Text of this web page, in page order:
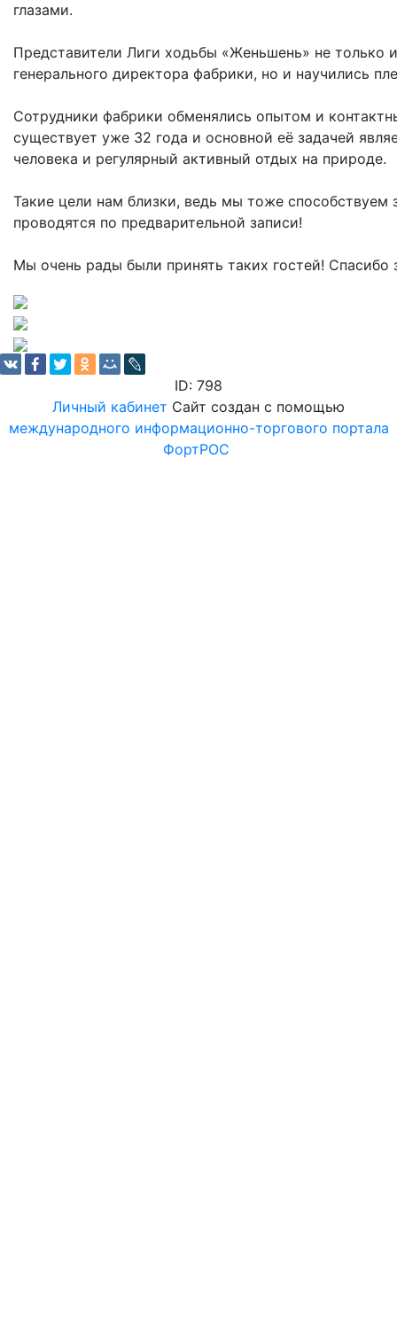
глазами.
Представители Лиги ходьбы «Женьшень» не только
генерального директора фабрики, но и научились
Сотрудники фабрики обменялись опытом и
существует уже 32 года и основной её задачей
человека и регулярный активный отдых на природе.
Такие цели нам близки, ведь мы тоже
проводятся по предварительной записи!
Мы очень рады были принять таких гостей!
ID: 798
Личный кабинет Сайт создан с помощью
международного информационно-торгового портала
ФортРОС